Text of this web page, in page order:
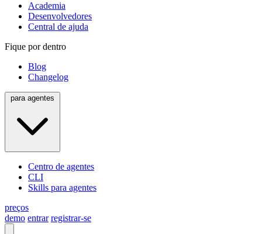
Academia
Desenvolvedores
Central de ajuda
Fique por dentro
Blog
Changelog
Centro de agentes
CLI
Skills para agentes
preços
demo entrar registrar-se